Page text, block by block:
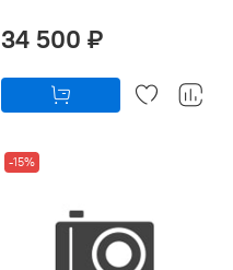
34 500 ₽
-15%